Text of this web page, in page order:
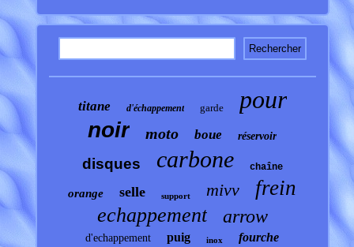
titane d'échappement garde pour
noir moto boue réservoir
disques carbone chaîne
orange selle support mivv frein
echappement arrow
d'echappement puig inox fourche